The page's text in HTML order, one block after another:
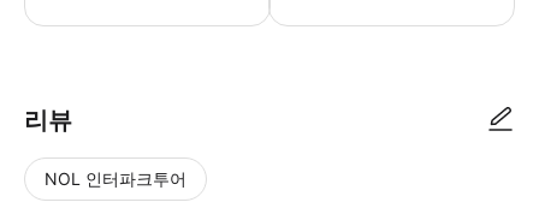
리뷰
NOL 인터파크투어